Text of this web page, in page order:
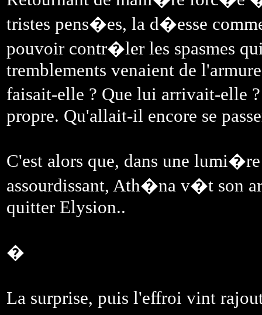
tristes pens�es, la d�esse
pouvoir contr�ler les spasmes
tremblements venaient de
faisait-elle ? Que lui arrivait-elle
propre. Qu'allait-il encore se
C'est alors que, dans une
assourdissant, Ath�na v�t son
quitter Elysion..
�
La surprise, puis l'effroi vint